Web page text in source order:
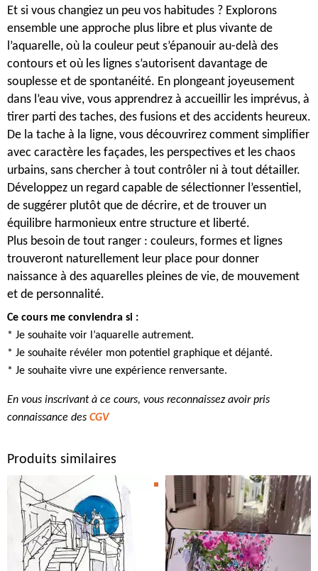
énergie,
faire
danser
lignes
et
couleurs
-
14
décembre
2026
Et si vous changiez un peu vos habitudes ? Explorons
ensemble une approche plus libre et plus vivante de
l’aquarelle, où la couleur peut s’épanouir au-delà des
contours et où les lignes s’autorisent davantage de
souplesse et de spontanéité. En plongeant joyeusement
dans l’eau vive, vous apprendrez à accueillir les imprévus, à
tirer parti des taches, des fusions et des accidents heureux.
De la tache à la ligne, vous découvrirez comment simplifier
avec caractère les façades, les perspectives et les chaos
urbains, sans chercher à tout contrôler ni à tout détailler.
Développez un regard capable de sélectionner l’essentiel,
de suggérer plutôt que de décrire, et de trouver un
équilibre harmonieux entre structure et liberté.
Plus besoin de tout ranger : couleurs, formes et lignes
trouveront naturellement leur place pour donner
naissance à des aquarelles pleines de vie, de mouvement
et de personnalité.
Ce cours me conviendra si :
* Je souhaite voir l’aquarelle autrement.
* Je souhaite révéler mon potentiel graphique et déjanté.
* Je souhaite vivre une expérience renversante.
En vous inscrivant à ce cours, vous reconnaissez avoir pris
connaissance des CGV
Produits similaires